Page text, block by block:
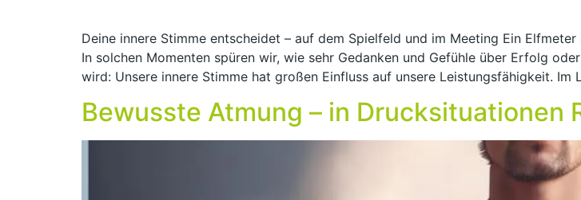
Deine innere Stimme entscheidet – auf dem Spielfeld und im Meeting Ein
In solchen Momenten spüren wir, wie sehr Gedanken und Gefühle über Erfolg
wird: Unsere innere Stimme hat großen Einfluss auf unsere Leistungsfähigkeit.
Bewusste Atmung – in Drucksituationen